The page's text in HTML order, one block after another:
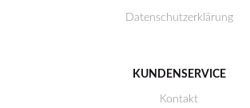
Datenschutzerklärung
KUNDENSERVICE
Kontakt